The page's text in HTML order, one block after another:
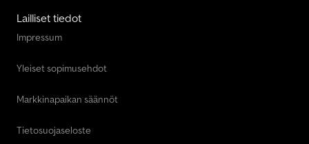
Lailliset tiedot
Impressum
Yleiset sopimusehdot
Markkinapaikan säännöt
Tietosuojaseloste